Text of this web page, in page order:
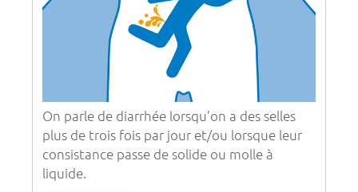
On parle de diarrhée lorsqu’on a des selles
plus de trois fois par jour et/ou lorsque leur
consistance passe de solide ou molle à
liquide.